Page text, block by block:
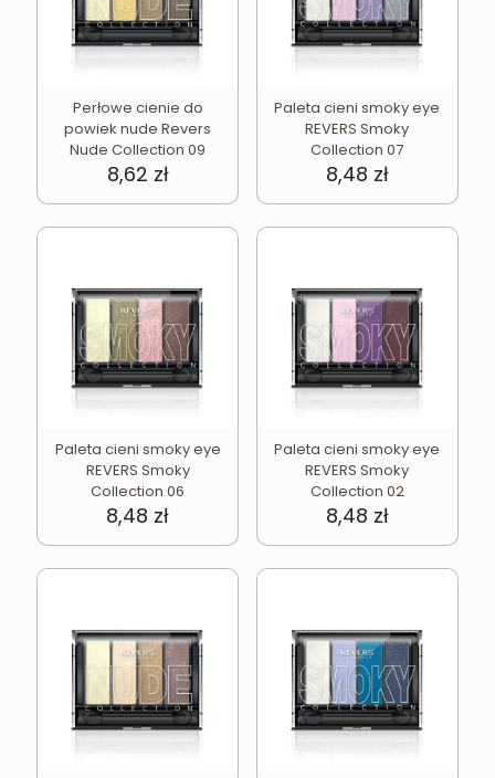
Perłowe cienie do
powiek nude Revers
Nude Collection 09
8,62 zł
Paleta cieni smoky eye
REVERS Smoky
Collection 07
8,48 zł
Paleta cieni smoky eye
REVERS Smoky
Collection 06
8,48 zł
Paleta cieni smoky eye
REVERS Smoky
Collection 02
8,48 zł